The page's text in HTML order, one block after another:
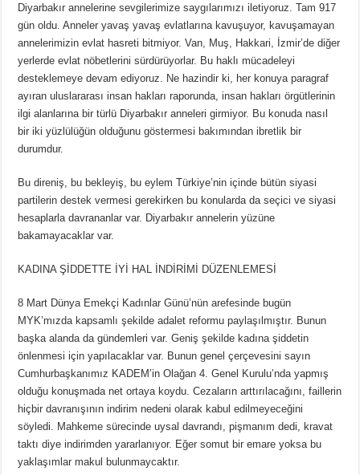
Diyarbakır annelerine sevgilerimize saygılarımızı iletiyoruz. Tam 917
gün oldu. Anneler yavaş yavaş evlatlarına kavuşuyor, kavuşamayan
annelerimizin evlat hasreti bitmiyor. Van, Muş, Hakkari, İzmir’de diğer
yerlerde evlat nöbetlerini sürdürüyorlar. Bu haklı mücadeleyi
desteklemeye devam ediyoruz. Ne hazindir ki, her konuya paragraf
ayıran uluslararası insan hakları raporunda, insan hakları örgütlerinin
ilgi alanlarına bir türlü Diyarbakır anneleri girmiyor. Bu konuda nasıl
bir iki yüzlülüğün olduğunu göstermesi bakımından ibretlik bir
durumdur.
Bu direniş, bu bekleyiş, bu eylem Türkiye’nin içinde bütün siyasi
partilerin destek vermesi gerekirken bu konularda da seçici ve siyasi
hesaplarla davrananlar var. Diyarbakır annelerin yüzüne
bakamayacaklar var.
KADINA ŞİDDETTE İYİ HAL İNDİRİMİ DÜZENLEMESİ
8 Mart Dünya Emekçi Kadınlar Günü’nün arefesinde bugün
MYK’mızda kapsamlı şekilde adalet reformu paylaşılmıştır. Bunun
başka alanda da gündemleri var. Geniş şekilde kadına şiddetin
önlenmesi için yapılacaklar var. Bunun genel çerçevesini sayın
Cumhurbaşkanımız KADEM’in Olağan 4. Genel Kurulu’nda yapmış
olduğu konuşmada net ortaya koydu. Cezaların arttırılacağını, faillerin
hiçbir davranışının indirim nedeni olarak kabul edilmeyeceğini
söyledi. Mahkeme sürecinde uysal davrandı, pişmanım dedi, kravat
taktı diye indirimden yararlanıyor. Eğer somut bir emare yoksa bu
yaklaşımlar makul bulunmaycaktır.